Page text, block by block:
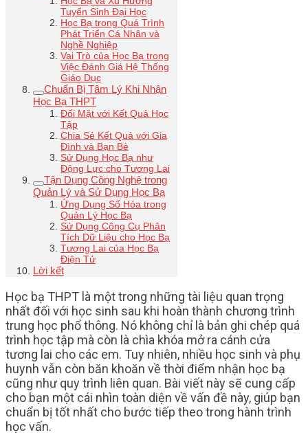
Tuyển Sinh Đại Học
Học Bạ trong Quá Trình
Phát Triển Cá Nhân và
Nghề Nghiệp
Vai Trò của Học Bạ trong
Việc Đánh Giá Hệ Thống
Giáo Dục
Chuẩn Bị Tâm Lý Khi Nhận
Học Bạ THPT
Đối Mặt với Kết Quả Học
Tập
Chia Sẻ Kết Quả với Gia
Đình và Bạn Bè
Sử Dụng Học Bạ như
Động Lực cho Tương Lai
Tận Dụng Công Nghệ trong
Quản Lý và Sử Dụng Học Bạ
Ứng Dụng Số Hóa trong
Quản Lý Học Bạ
Sử Dụng Công Cụ Phân
Tích Dữ Liệu cho Học Bạ
Tương Lai của Học Bạ
Điện Tử
Lời kết
Học bạ THPT là một trong những tài liệu quan trọng
nhất đối với học sinh sau khi hoàn thành chương trình
trung học phổ thông. Nó không chỉ là bản ghi chép quá
trình học tập mà còn là chìa khóa mở ra cánh cửa
tương lai cho các em. Tuy nhiên, nhiều học sinh và phụ
huynh vẫn còn băn khoăn về thời điểm nhận học bạ
cũng như quy trình liên quan. Bài viết này sẽ cung cấp
cho bạn một cái nhìn toàn diện về vấn đề này, giúp bạn
chuẩn bị tốt nhất cho bước tiếp theo trong hành trình
học vấn.